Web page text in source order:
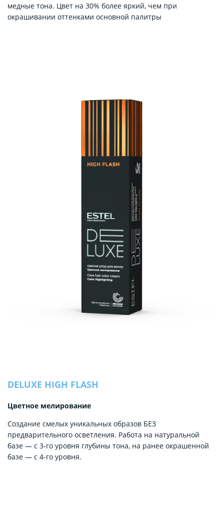
медные тона. Цвет на 30% более яркий, чем при
окрашивании оттенками основной палитры
DELUXE HIGH FLASH
Цветное мелирование
Создание смелых уникальных образов БЕЗ
предварительного осветления. Работа на натуральной
базе — с 3-го уровня глубины тона, на ранее окрашенной
базе — с 4-го уровня.